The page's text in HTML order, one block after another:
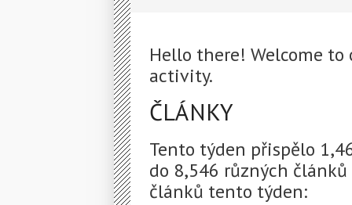
Hello there! Welcome
activity.
ČLÁNKY
Tento týden přispělo
do 8,546 různých
článků tento týden: